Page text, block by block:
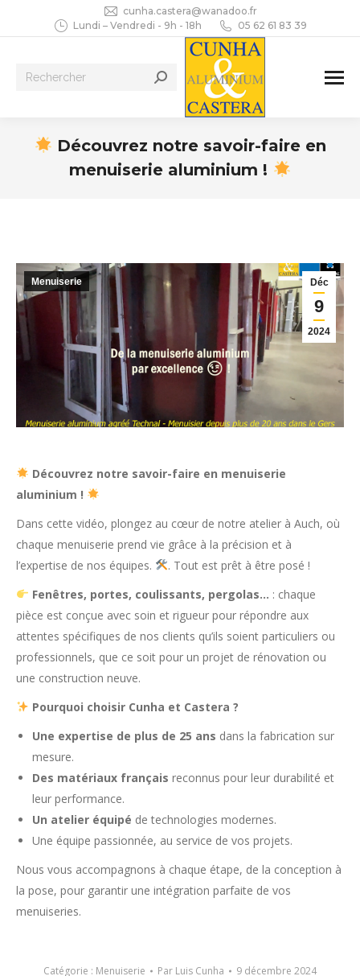
cunha.castera@wanadoo.fr
Lundi – Vendredi - 9h - 18h
05 62 61 83 39
Recherche
Découvrez notre savoir-faire en
menuiserie aluminium !
Déc
9
2024
Menuiserie
Découvrez notre savoir-faire en menuiserie
aluminium !
Dans cette vidéo, plongez au cœur de notre atelier à Auch, où
chaque menuiserie prend vie grâce à la précision et à
l’expertise de nos équipes.
. Tout est prêt à être posé !
Fenêtres, portes, coulissants, pergolas… : chaque
pièce est conçue avec soin et rigueur pour répondre aux
attentes spécifiques de nos clients qu’ils soient particuliers ou
professionnels, que ce soit pour un projet de rénovation ou
une construction neuve.
Pourquoi choisir Cunha et Castera ?
Une expertise de plus de 25 ans dans la fabrication sur
mesure.
Des matériaux français reconnus pour leur durabilité et
leur performance.
Un atelier équipé de technologies modernes.
Une équipe passionnée, au service de vos projets.
Nous vous accompagnons à chaque étape, de la conception à
la pose, pour garantir une intégration parfaite de vos
menuiseries.
Catégorie : Menuiserie Par Luis Cunha 9 décembre 2024